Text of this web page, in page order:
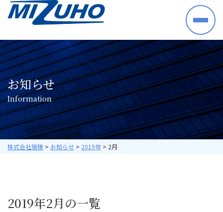
HOME
事業案内
半導体・電子部品・材料
産業機械・制御機器
空調機器・住宅設備機器
プラントシステム
海外ビジネス
取り扱いメーカー
暮らしの中の瑞穂
お知らせ
Information
株式会社瑞穂 > お知らせ > 2019年> 2月
2019年2月の一覧